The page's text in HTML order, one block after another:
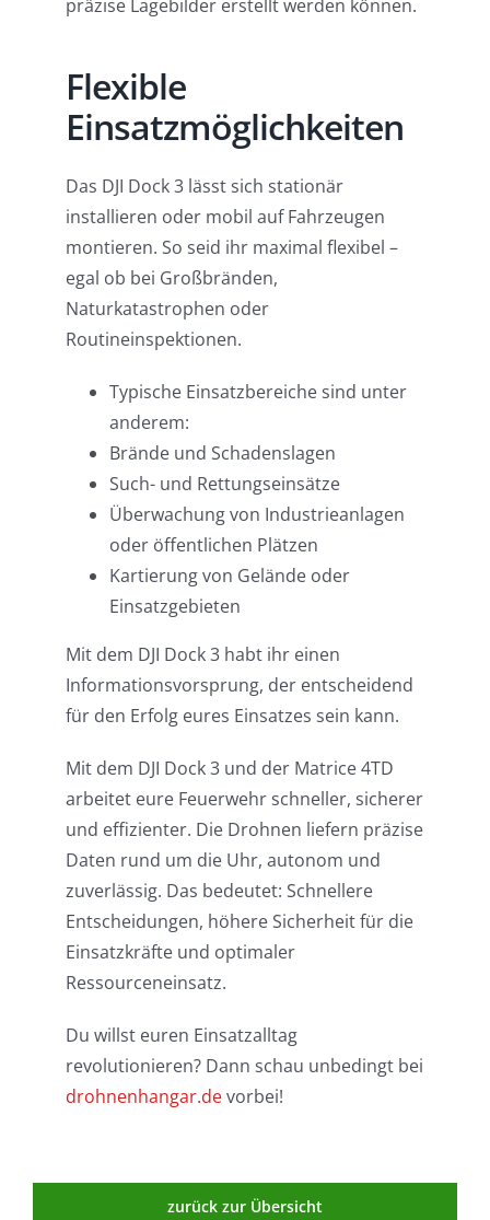
präzise Lagebilder erstellt werden können.
Flexible
Einsatzmöglichkeiten
Das DJI Dock 3 lässt sich stationär
installieren oder mobil auf Fahrzeugen
montieren. So seid ihr maximal flexibel –
egal ob bei Großbränden,
Naturkatastrophen oder
Routineinspektionen.
Typische Einsatzbereiche sind unter
anderem:
Brände und Schadenslagen
Such- und Rettungseinsätze
Überwachung von Industrieanlagen
oder öffentlichen Plätzen
Kartierung von Gelände oder
Einsatzgebieten
Mit dem DJI Dock 3 habt ihr einen
Informationsvorsprung, der entscheidend
für den Erfolg eures Einsatzes sein kann.
Mit dem DJI Dock 3 und der Matrice 4TD
arbeitet eure Feuerwehr schneller, sicherer
und effizienter. Die Drohnen liefern präzise
Daten rund um die Uhr, autonom und
zuverlässig. Das bedeutet: Schnellere
Entscheidungen, höhere Sicherheit für die
Einsatzkräfte und optimaler
Ressourceneinsatz.
Du willst euren Einsatzalltag
revolutionieren? Dann schau unbedingt bei
drohnenhangar.devorbei!
zurück zur Übersicht